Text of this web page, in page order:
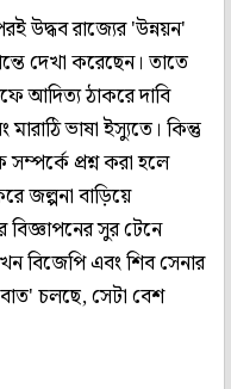
উদ্ধব রাজ্যের 'উন্নয়ন'
দেখা করেছেন। তাতে
আদিত্য ঠাকরে দাবি
ভাষা ইস্যুতে। কিন্তু
প্রশ্ন করা হলে
জল্পনা বাড়িয়ে
বিজ্ঞাপনের সুর টেনে
বিজেপি এবং শিব সেনার
চলছে, সেটা বেশ